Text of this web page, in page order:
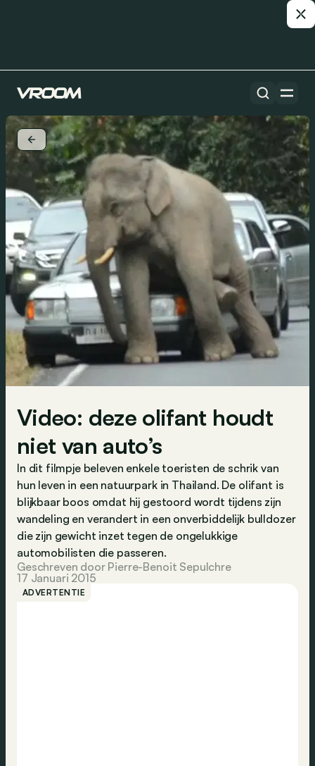
Video: deze olifant houdt
niet van auto’s
In dit filmpje beleven enkele toeristen de schrik van
hun leven in een natuurpark in Thailand. De olifant is
blijkbaar boos omdat hij gestoord wordt tijdens zijn
wandeling en verandert in een onverbiddelijk bulldozer
die zijn gewicht inzet tegen de ongelukkige
automobilisten die passeren.
Geschreven door Pierre-Benoit Sepulchre
17 Januari 2015
ADVERTENTIE